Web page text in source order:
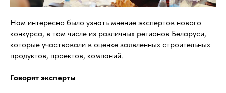
Нам интересно было узнать мнение экспертов нового
конкурса, в том числе из различных регионов Беларуси,
которые участвовали в оценке заявленных строительных
продуктов, проектов, компаний.
Говорят эксперты